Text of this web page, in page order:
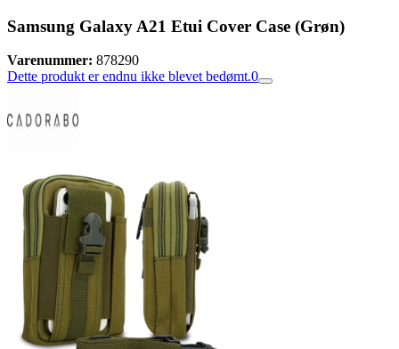
Samsung Galaxy A21 Etui Cover Case (Grøn)
Varenummer: 878290
Dette produkt er endnu ikke blevet bedømt.0